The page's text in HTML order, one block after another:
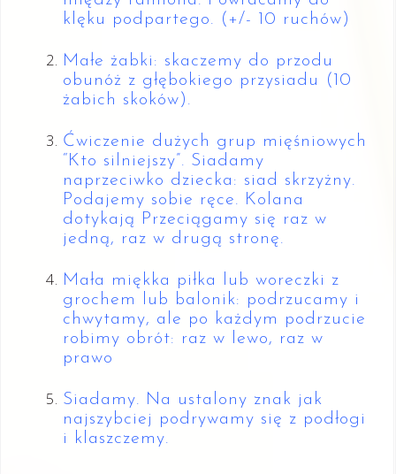
klęku podpartego. (+/- 10 ruchów)
Małe żabki: skaczemy do przodu
obunóż z głębokiego przysiadu (10
żabich skoków).
Ćwiczenie dużych grup mięśniowych
“Kto silniejszy”. Siadamy
naprzeciwko dziecka: siad skrzyżny.
Podajemy sobie ręce. Kolana
dotykają Przeciągamy się raz w
jedną, raz w drugą stronę.
Mała miękka piłka lub woreczki z
grochem lub balonik: podrzucamy i
chwytamy, ale po każdym podrzucie
robimy obrót: raz w lewo, raz w
prawo
Siadamy. Na ustalony znak jak
najszybciej podrywamy się z podłogi
i klaszczemy.